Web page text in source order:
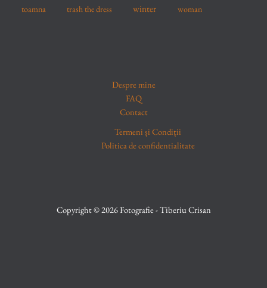
toamna trash the dress winter woman
Despre mine
FAQ
Contact
Termeni și Condiții
Politica de confidentialitate
Copyright © 2026 Fotografie - Tiberiu Crisan